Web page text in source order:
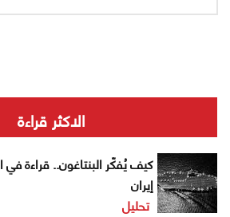
الاكثر قراءة
كيف يُفكّر البنتاغون.. قراءة
إيران
تحليل